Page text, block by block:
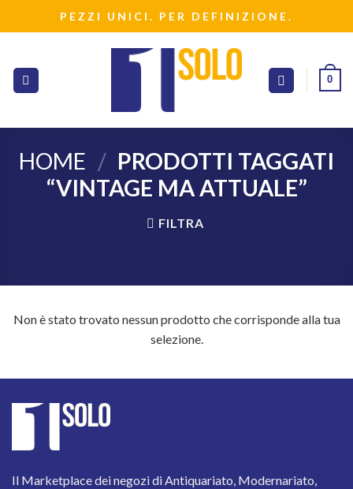
ai
PEZZI UNICI. PER DEFINIZIONE.
0
HOME / PRODOTTI TAGGATI
“VINTAGE MA ATTUALE”
FILTRA
Non è stato trovato nessun prodotto che corrisponde alla tua
selezione.
Il Marketplace dei negozi di Antiquariato, Modernariato,